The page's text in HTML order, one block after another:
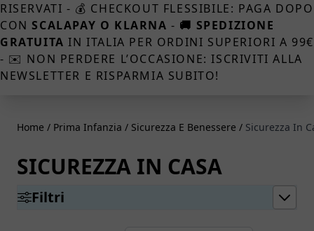
RISERVATI - 💰 CHECKOUT FLESSIBILE: PAGA DOPO
CON SCALAPAY O KLARNA - 🚚 SPEDIZIONE
GRATUITA IN ITALIA PER ORDINI SUPERIORI A 99€
- ✉️ NON PERDERE L’OCCASIONE: ISCRIVITI ALLA
NEWSLETTER E RISPARMIA SUBITO!
Home / Prima Infanzia / Sicurezza E Benessere / Sicurezza In
SICUREZZA IN CASA
Filtri